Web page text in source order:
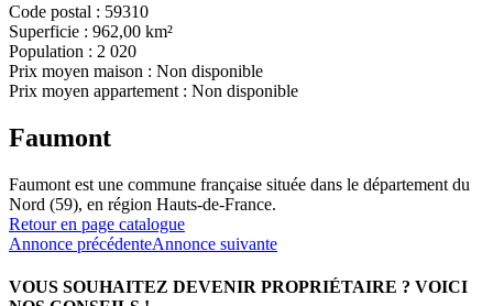
Code postal : 59310
Superficie : 962,00 km²
Population : 2 020
Prix moyen maison : Non disponible
Prix moyen appartement : Non disponible
Faumont
Faumont est une commune française située dans le département du
Nord (59), en région Hauts-de-France.
Retour en page catalogue
Annonce précédenteAnnonce suivante
VOUS SOUHAITEZ DEVENIR PROPRIÉTAIRE ? VOICI